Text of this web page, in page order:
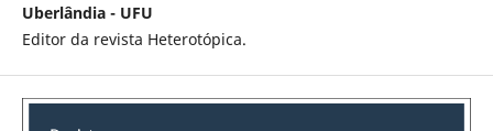
Uberlândia - UFU
Editor da revista Heterotópica.